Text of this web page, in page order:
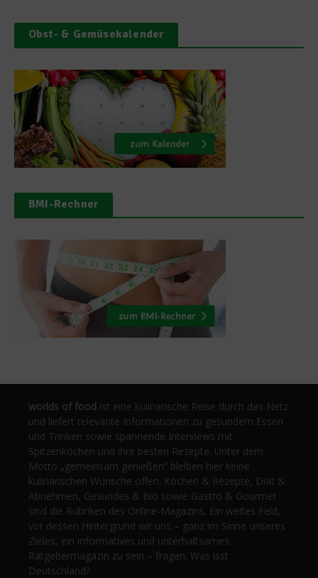
Obst- & Gemüsekalender
BMI-Rechner
worlds of food ist eine kulinarische Reise durch das Netz
und liefert relevante Informationen zu gesundem Essen
und Trinken sowie spannende Interviews mit
Spitzenköchen und ihre besten Rezepte. Unter dem
Motto „gemeinsam genießen“ bleiben hier keine
kulinarischen Wünsche offen. Kochen & Rezepte, Diät &
Abnehmen, Gesundes & Bio sowie Gastro & Gourmet
sind die Rubriken des Online-Magazins. Ein weites Feld,
vor dessen Hintergrund wir uns – ganz im Sinne unseres
Zieles, ein informatives und unterhaltsames
Ratgebermagazin zu sein – fragen: Was isst
Deutschland?